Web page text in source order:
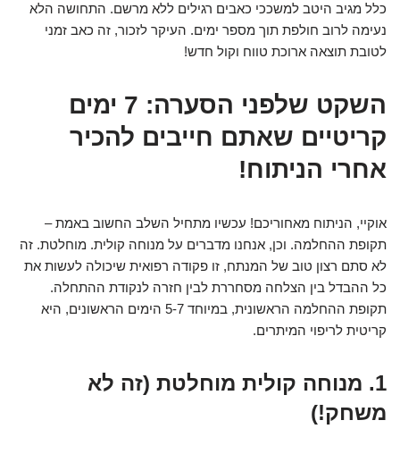
כלל מגיב היטב למשככי כאבים רגילים ללא מרשם. התחושה הלא
נעימה לרוב חולפת תוך מספר ימים. העיקר לזכור, זה כאב זמני
לטובת תוצאה ארוכת טווח וקול חדש!
השקט שלפני הסערה: 7 ימים
קריטיים שאתם חייבים להכיר
אחרי הניתוח!
אוקיי, הניתוח מאחוריכם! עכשיו מתחיל השלב החשוב באמת –
תקופת ההחלמה. וכן, אנחנו מדברים על מנוחה קולית. מוחלטת. זה
לא סתם רצון טוב של המנתח, זו פקודה רפואית שיכולה לעשות את
כל ההבדל בין הצלחה מסחררת לבין חזרה לנקודת ההתחלה.
תקופת ההחלמה הראשונית, במיוחד 5-7 הימים הראשונים, היא
קריטית לריפוי המיתרים.
1. מנוחה קולית מוחלטת (זה לא
משחק!)